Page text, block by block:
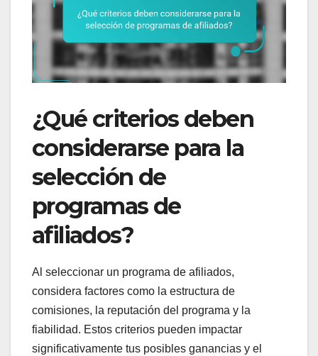
¿Qué criterios deben
considerarse para la
selección de
programas de
afiliados?
Al seleccionar un programa de afiliados,
considera factores como la estructura de
comisiones, la reputación del programa y la
fiabilidad. Estos criterios pueden impactar
significativamente tus posibles ganancias y el